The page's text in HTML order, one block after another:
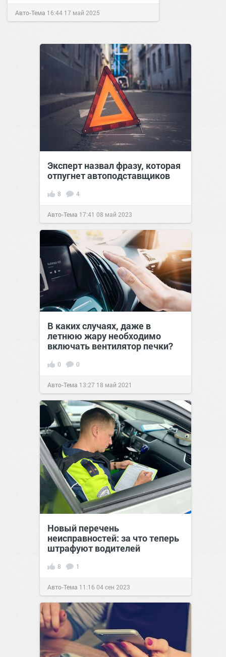
Авто-Тема 16:44 17 май 2025
Эксперт назвал фразу, которая
отпугнет автоподставщиков
8 4
Авто-Тема 17:41 08 май 2023
В каких случаях, даже в
летнюю жару необходимо
включать вентилятор печки?
0 0
Авто-Тема 13:27 18 май 2021
Новый перечень
неисправностей: за что теперь
штрафуют водителей
8 1
Авто-Тема 11:1604 сен 2023